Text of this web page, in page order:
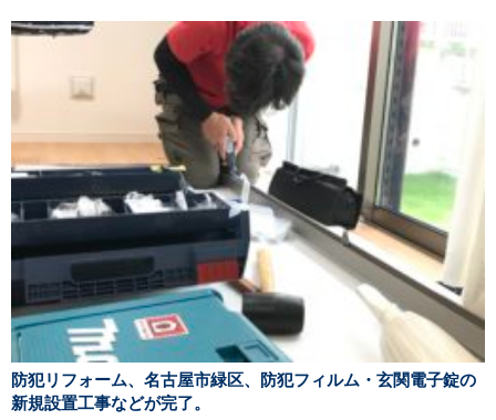
防犯リフォーム、名古屋市緑区、防犯フィルム・玄関電子錠の
新規設置工事などが完了。